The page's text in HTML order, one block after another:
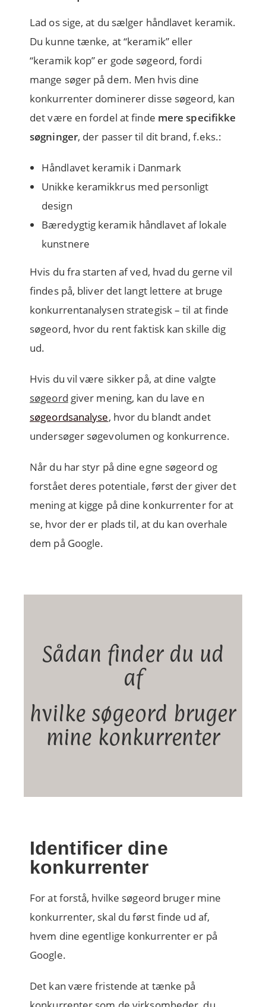
Lad os sige, at du sælger håndlavet keramik.
Du kunne tænke, at “keramik” eller
“keramik kop” er gode søgeord, fordi
mange søger på dem. Men hvis dine
konkurrenter dominerer disse søgeord, kan
det være en fordel at finde mere specifikke
søgninger, der passer til dit brand, f.eks.:
Håndlavet keramik i Danmark
Unikke keramikkrus med personligt
design
Bæredygtig keramik håndlavet af lokale
kunstnere
Hvis du fra starten af ved, hvad du gerne vil
findes på, bliver det langt lettere at bruge
konkurrentanalysen strategisk– til at finde
søgeord, hvor du rent faktisk kan skille dig
ud.
Hvis du vil være sikker på, at dine valgte
søgeord giver mening, kan du lave en
søgeordsanalyse, hvor du blandt andet
undersøger søgevolumen og konkurrence.
Når du har styr på dine egne søgeord og
forstået deres potentiale, først der giver det
mening at kigge på dine konkurrenter for at
se, hvor der er plads til, at du kan overhale
dem på Google.
Sådan finder du ud
af
hvilke søgeord bruger
mine konkurrenter
Identificer dine
konkurrenter
For at forstå, hvilke søgeord bruger mine
konkurrenter, skal du først finde ud af,
hvem dine egentlige konkurrenter er på
Google.
Det kan være fristende at tænke på